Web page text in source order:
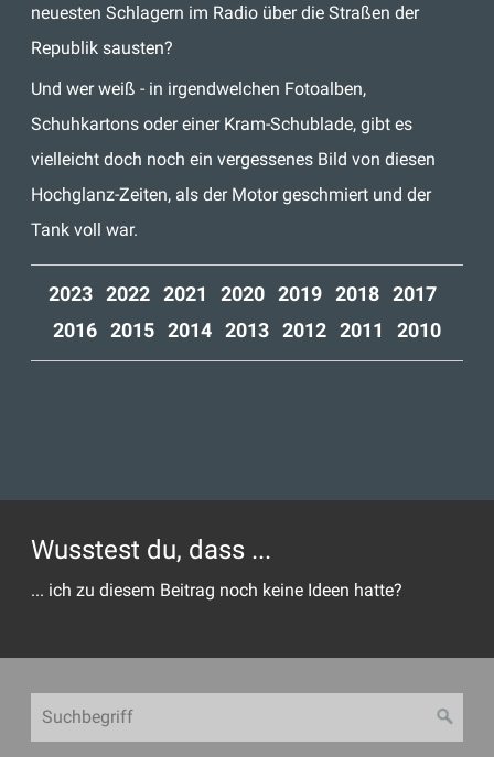
neuesten Schlagern im Radio über die Straßen der
Republik sausten?
Und wer weiß - in irgendwelchen Fotoalben,
Schuhkartons oder einer Kram-Schublade, gibt es
vielleicht doch noch ein vergessenes Bild von diesen
Hochglanz-Zeiten, als der Motor geschmiert und der
Tank voll war.
2023 2022 2021 2020 2019 2018 2017
2016 2015 2014 2013 2012 2011 2010
Wusstest du, dass ...
... ich zu diesem Beitrag noch keine Ideen hatte?